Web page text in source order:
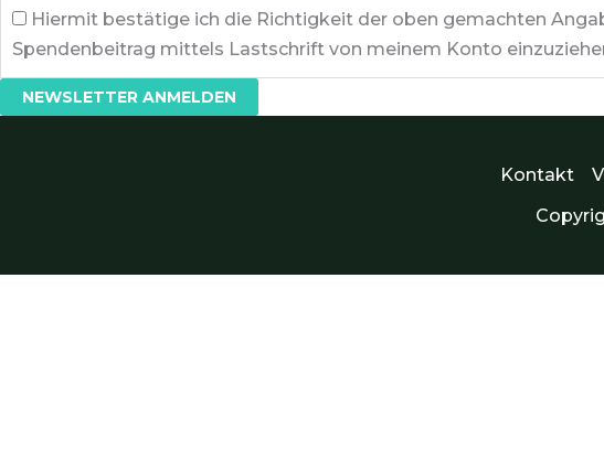
Hiermit bestätige ich die Richtigkeit der oben gemachten
Spendenbeitrag mittels Lastschrift von meinem Konto
NEWSLETTER ANMELDEN
Kontakt